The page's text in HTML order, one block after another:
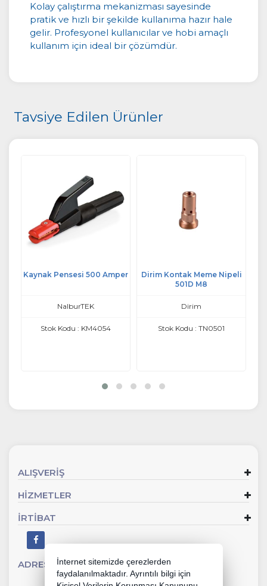
Kolay çalıştırma mekanizması sayesinde
pratik ve hızlı bir şekilde kullanıma hazır hale
gelir. Profesyonel kullanıcılar ve hobi amaçlı
kullanım için ideal bir çözümdür.
Tavsiye Edilen Ürünler
Kaynak Pensesi 500 Amper
NalburTEK
Stok Kodu : KM4054
Dirim Kontak Meme Nipeli
501D M8
Dirim
Stok Kodu : TN0501
ALIŞVERİŞ
HİZMETLER
İRTİBAT
ADRES Sevgi Mahallesi 902 Sk No:2 Gaziemir - İZMİR
İnternet sitemizde çerezlerden
faydalanılmaktadır. Ayrıntılı bilgi için